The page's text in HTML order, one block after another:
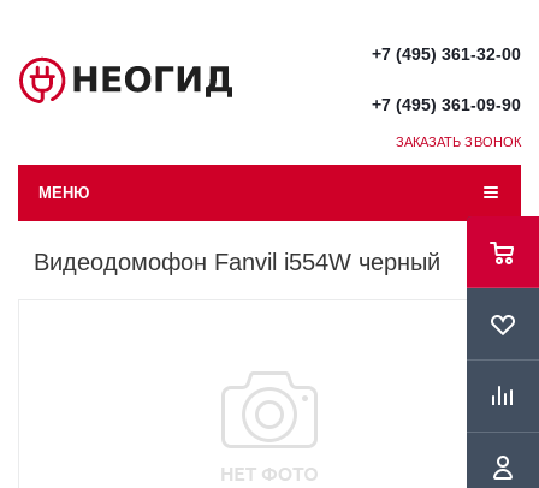
+7 (495) 361-32-00
+7 (495) 361-09-90
ЗАКАЗАТЬ ЗВОНОК
МЕНЮ
Видеодомофон Fanvil i554W черный